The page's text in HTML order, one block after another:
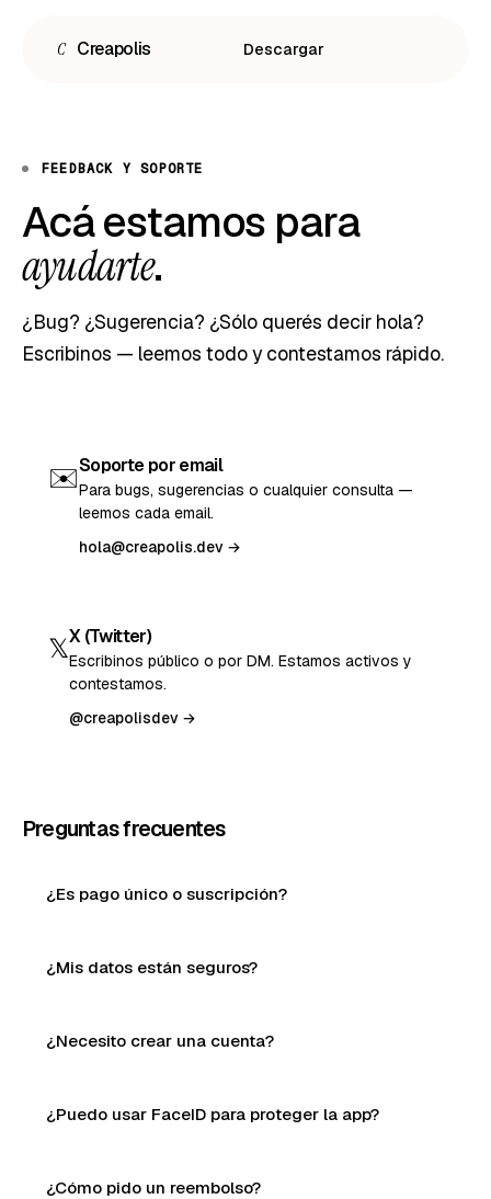
C Creapolis Descargar
Español
English
FEEDBACK Y SOPORTE
Acá estamos para
ayudarte.
¿Bug? ¿Sugerencia? ¿Sólo querés decir hola?
Escribinos — leemos todo y contestamos rápido.
✉️Soporte por email
Para bugs, sugerencias o cualquier consulta —
leemos cada email.
hola@creapolis.dev →
𝕏X (Twitter)
Escribinos público o por DM. Estamos activos y
contestamos.
@creapolisdev →
Preguntas frecuentes
¿Es pago único o suscripción?
¿Mis datos están seguros?
¿Necesito crear una cuenta?
¿Puedo usar FaceID para proteger la app?
¿Cómo pido un reembolso?